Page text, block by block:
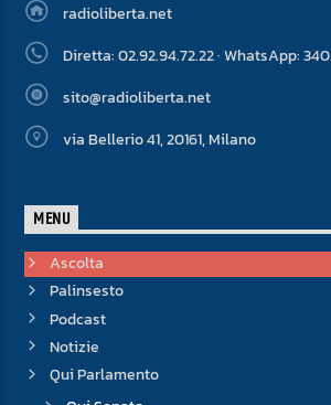
radioliberta.net
Diretta: 02.92.94.72.22 · WhatsApp:
sito@radioliberta.net
via Bellerio 41, 20161, Milano
MENU
Ascolta
Palinsesto
Podcast
Notizie
Qui Parlamento